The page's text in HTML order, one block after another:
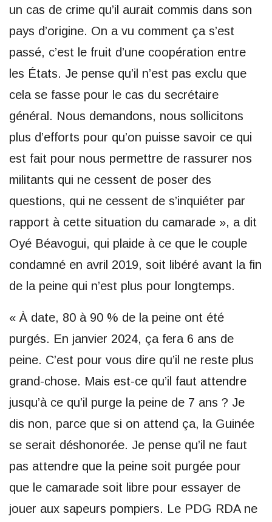
un cas de crime qu’il aurait commis dans son
pays d’origine. On a vu comment ça s’est
passé, c’est le fruit d’une coopération entre
les États. Je pense qu’il n’est pas exclu que
cela se fasse pour le cas du secrétaire
général. Nous demandons, nous sollicitons
plus d’efforts pour qu’on puisse savoir ce qui
est fait pour nous permettre de rassurer nos
militants qui ne cessent de poser des
questions, qui ne cessent de s’inquiéter par
rapport à cette situation du camarade », a dit
Oyé Béavogui, qui plaide à ce que le couple
condamné en avril 2019, soit libéré avant la fin
de la peine qui n’est plus pour longtemps.
« À date, 80 à 90 % de la peine ont été
purgés. En janvier 2024, ça fera 6 ans de
peine. C’est pour vous dire qu’il ne reste plus
grand-chose. Mais est-ce qu’il faut attendre
jusqu’à ce qu’il purge la peine de 7 ans ? Je
dis non, parce que si on attend ça, la Guinée
se serait déshonorée. Je pense qu’il ne faut
pas attendre que la peine soit purgée pour
que le camarade soit libre pour essayer de
jouer aux sapeurs pompiers. Le PDG RDA ne